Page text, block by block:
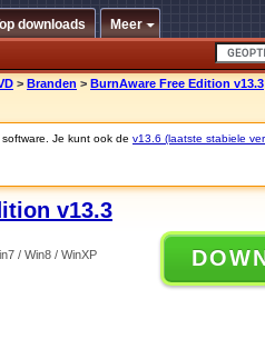
downloads Meer
> Branden > BurnAware Free Edition v13.3
Je kunt ook de v13.6 (laatste stabiele
v13.3
/ Win8 / WinXP